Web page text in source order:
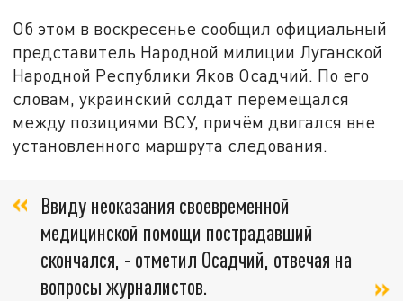
Об этом в воскресенье сообщил официальный
представитель Народной милиции Луганской
Народной Республики Яков Осадчий. По его
словам, украинский солдат перемещался
между позициями ВСУ, причём двигался вне
установленного маршрута следования.
Ввиду неоказания своевременной
медицинской помощи пострадавший
скончался, - отметил Осадчий, отвечая на
вопросы журналистов.